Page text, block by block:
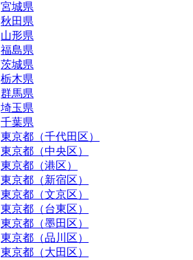
宮城県
秋田県
山形県
福島県
茨城県
栃木県
群馬県
埼玉県
千葉県
東京都（千代田区）
東京都（中央区）
東京都（港区）
東京都（新宿区）
東京都（文京区）
東京都（台東区）
東京都（墨田区）
東京都（品川区）
東京都（大田区）